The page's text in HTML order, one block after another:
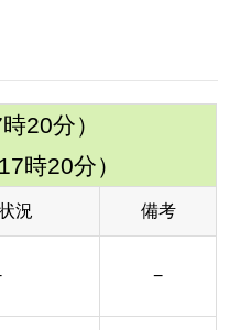
20分）
時20分）
況 備考
−